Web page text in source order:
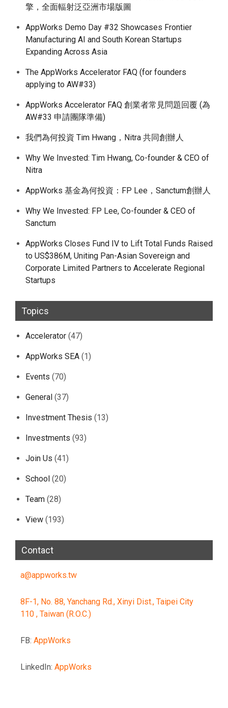
擎，全面輻射泛亞洲市場版圖
AppWorks Demo Day #32 Showcases Frontier
Manufacturing AI and South Korean Startups
Expanding Across Asia
The AppWorks Accelerator FAQ (for founders
applying to AW#33)
AppWorks Accelerator FAQ 創業者常見問題回覆 (為
AW#33 申請團隊準備)
我們為何投資 Tim Hwang，Nitra 共同創辦人
Why We Invested: Tim Hwang, Co-founder & CEO of
Nitra
AppWorks 基金為何投資：FP Lee，Sanctum創辦人
Why We Invested: FP Lee, Co-founder & CEO of
Sanctum
AppWorks Closes Fund IV to Lift Total Funds Raised
to US$386M, Uniting Pan-Asian Sovereign and
Corporate Limited Partners to Accelerate Regional
Startups
Topics
Accelerator (47)
AppWorks SEA (1)
Events (70)
General (37)
Investment Thesis (13)
Investments (93)
Join Us (41)
School (20)
Team (28)
View (193)
Contact
a@appworks.tw
8F-1, No. 88, Yanchang Rd., Xinyi Dist., Taipei City
110 , Taiwan (R.O.C.)
FB: AppWorks
LinkedIn: AppWorks